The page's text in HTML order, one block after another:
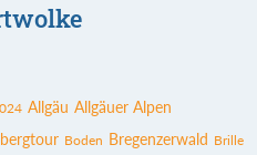
Allgäu Allgäuer Alpen
bergtour Boden Bregenzerwald Brille